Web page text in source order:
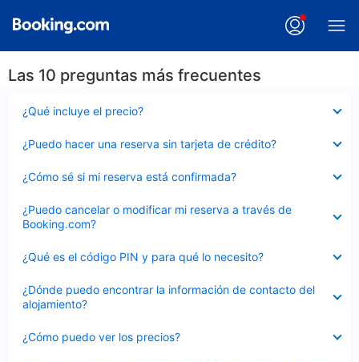
Las 10 preguntas más frecuentes
¿Qué incluye el precio?
cerrado
¿Puedo hacer una reserva sin tarjeta de crédito?
cerrado
¿Cómo sé si mi reserva está confirmada?
cerrado
¿Puedo cancelar o modificar mi reserva a través de
Booking.com?
cerrado
¿Qué es el código PIN y para qué lo necesito?
cerrado
¿Dónde puedo encontrar la información de contacto del
alojamiento?
cerrado
¿Cómo puedo ver los precios?
cerrado